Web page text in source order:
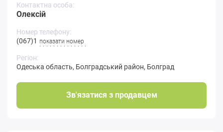
Контактна особа:
Олексій
Номер телефону:
(067)16**-**показати номер
Регіон:
Одеська область, Болградський район, Болград
Зв'язатися з продавцем